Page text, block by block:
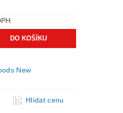
DPH
New
Hlídat cenu